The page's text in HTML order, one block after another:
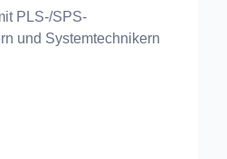
PLS-/SPS-
und Systemtechnikern